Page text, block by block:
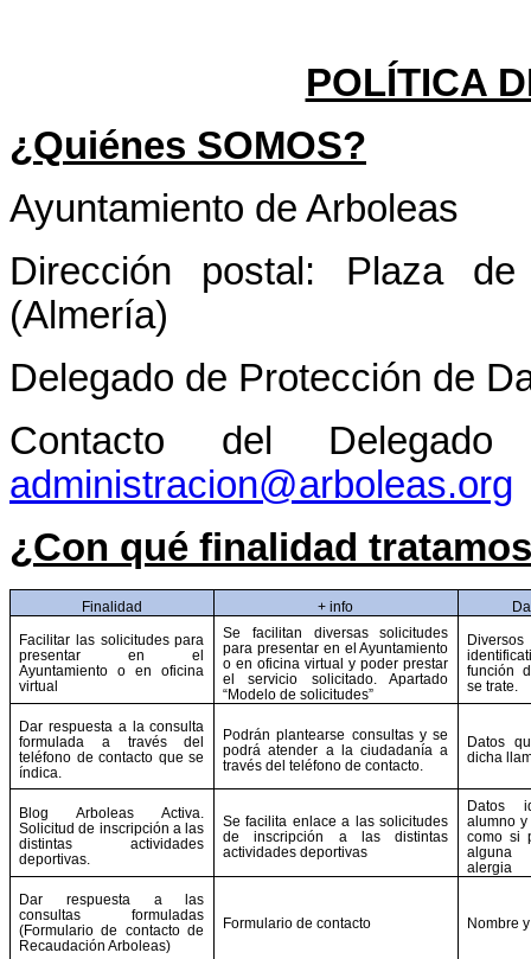
POLÍTICA
¿Quiénes SOMOS?
Ayuntamiento de Arboleas
Dirección postal: Plaza
(Almería)
Delegado de Protección de
Contacto del
administracion@arboleas.org
¿Con qué finalidad
Finalidad + info
Facilitar las solicitudes para
presentar en el
Ayuntamiento o en oficina
virtual
Se facilitan diversas solicitudes
para presentar en el Ayuntamiento
o en oficina virtual y poder prestar
el servicio solicitado. Apartado
“Modelo de solicitudes”
función
se trate.
Dar respuesta a la consulta
formulada a través del
teléfono de contacto que se
índica.
Podrán plantearse consultas y se
podrá atender a la ciudadanía a
través del teléfono de contacto.
Datos
dicha
Blog Arboleas Activa.
Solicitud de inscripción a las
distintas actividades
deportivas.
Se facilita enlace a las solicitudes
de inscripción a las distintas
actividades deportivas
Datos
alumno
como si
alguna
alergia
Dar respuesta a las
consultas formuladas
(Formulario de contacto de
Recaudación Arboleas)
Formulario de contacto Nombre